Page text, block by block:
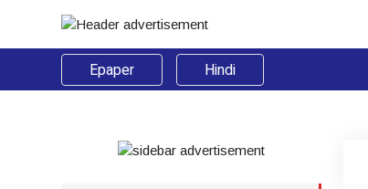
Epaper Hindi